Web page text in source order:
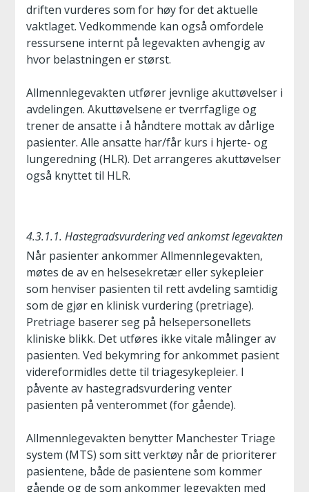
driften vurderes som for høy for det aktuelle
vaktlaget. Vedkommende kan også omfordele
ressursene internt på legevakten avhengig av
hvor belastningen er størst.
Allmennlegevakten utfører jevnlige akuttøvelser i
avdelingen. Akuttøvelsene er tverrfaglige og
trener de ansatte i å håndtere mottak av dårlige
pasienter. Alle ansatte har/får kurs i hjerte- og
lungeredning (HLR). Det arrangeres akuttøvelser
også knyttet til HLR.
4.3.1.1. Hastegradsvurdering ved ankomst legevakten
Når pasienter ankommer Allmennlegevakten,
møtes de av en helsesekretær eller sykepleier
som henviser pasienten til rett avdeling samtidig
som de gjør en klinisk vurdering (pretriage).
Pretriage baserer seg på helsepersonellets
kliniske blikk. Det utføres ikke vitale målinger av
pasienten. Ved bekymring for ankommet pasient
videreformidles dette til triagesykepleier. I
påvente av hastegradsvurdering venter
pasienten på venterommet (for gående).
Allmennlegevakten benytter Manchester Triage
system (MTS) som sitt verktøy når de prioriterer
pasientene, både de pasientene som kommer
gående og de som ankommer legevakten med